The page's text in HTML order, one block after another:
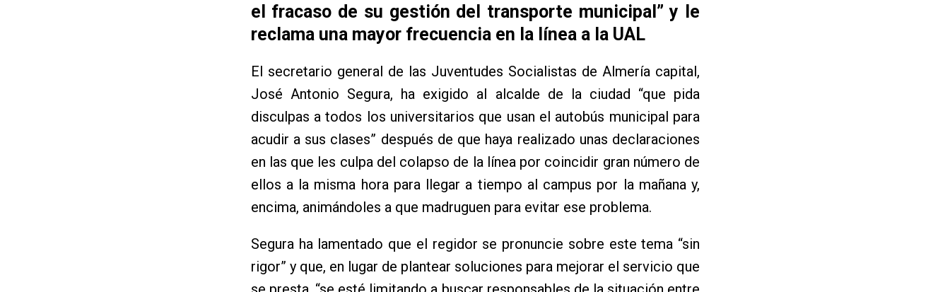
el fracaso de su gestión del transporte municipal” y le
reclama una mayor frecuencia en la línea a la UAL
El secretario general de las Juventudes Socialistas de Almería capital,
José Antonio Segura, ha exigido al alcalde de la ciudad “que pida
disculpas a todos los universitarios que usan el autobús municipal para
acudir a sus clases” después de que haya realizado unas declaraciones
en las que les culpa del colapso de la línea por coincidir gran número de
ellos a la misma hora para llegar a tiempo al campus por la mañana y,
encima, animándoles a que madruguen para evitar ese problema.
Segura ha lamentado que el regidor se pronuncie sobre este tema “sin
rigor” y que, en lugar de plantear soluciones para mejorar el servicio que